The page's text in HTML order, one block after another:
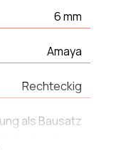
6 mm
Amaya
Rechteckig
als Bausatz